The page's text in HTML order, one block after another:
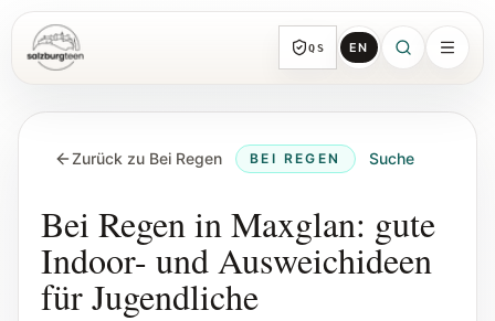
SalzburgTeen QS EN
Alle Themen-Rubriken mit repräsentativen
Suche
Von jeder Seite direkt zur nächsten
brauchbaren Spur.
Zurück zu Bei Regen BEI REGEN Suche
Bei Regen in Maxglan: gute
Indoor- und Ausweichideen
für Jugendliche